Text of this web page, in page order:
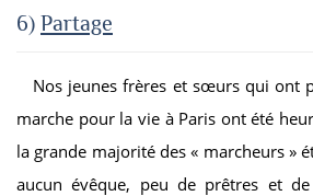
6) Partage
Nos jeunes frères et sœurs qui ont
marche pour la vie à Paris ont été
la grande majorité des « marcheurs »
aucun évêque, peu de prêtres et de